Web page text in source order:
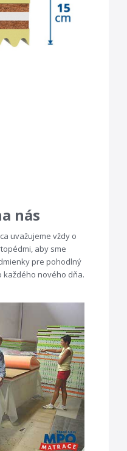
nás
uvažujeme vždy o
aby sme
pre pohodlný
každého nového dňa.